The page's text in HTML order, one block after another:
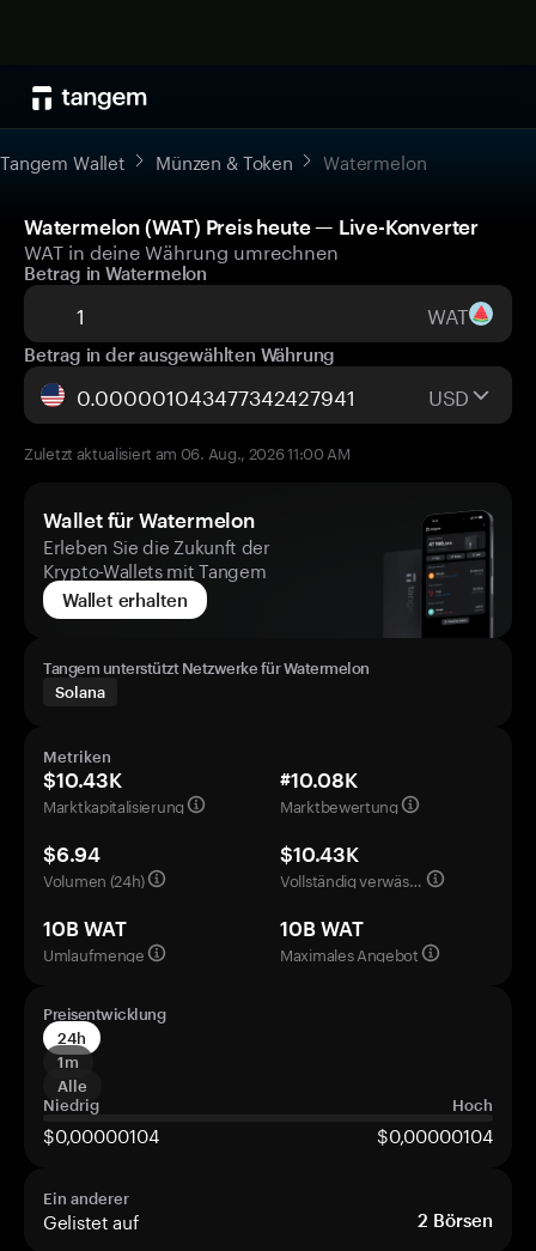
Tangem Wallet Münzen & Token Watermelon
Watermelon (WAT) Preis heute — Live-Konverter
WAT in deine Währung umrechnen
Betrag in Watermelon
WAT
Betrag in der ausgewählten Währung
USD
Zuletzt aktualisiert am 06. Aug., 2026 11:00 AM
Wallet für Watermelon
Erleben Sie die Zukunft der
Krypto-Wallets mit Tangem
Wallet erhalten
Tangem unterstützt Netzwerke für Watermelon
Solana
Metriken
$10.43K
Marktkapitalisierung
#10.08K
Marktbewertung
$6.94
Volumen (24h)
$10.43K
Vollständig verwässerte Bewertung
10B WAT
Umlaufmenge
10B WAT
Maximales Angebot
Preisentwicklung
24h
1m
Alle
Niedrig
Hoch
$0,00000104 $0,00000104
Ein anderer
Gelistet auf 2 Börsen